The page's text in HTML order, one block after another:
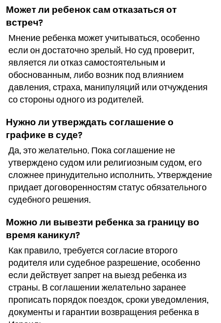
Может ли ребенок сам отказаться от
встреч?
Мнение ребенка может учитываться, особенно
если он достаточно зрелый. Но суд проверит,
является ли отказ самостоятельным и
обоснованным, либо возник под влиянием
давления, страха, манипуляций или отчуждения
со стороны одного из родителей.
Нужно ли утверждать соглашение о
графике в суде?
Да, это желательно. Пока соглашение не
утверждено судом или религиозным судом, его
сложнее принудительно исполнить. Утверждение
придает договоренностям статус обязательного
судебного решения.
Можно ли вывезти ребенка за границу во
время каникул?
Как правило, требуется согласие второго
родителя или судебное разрешение, особенно
если действует запрет на выезд ребенка из
страны. В соглашении желательно заранее
прописать порядок поездок, сроки уведомления,
документы и гарантии возвращения ребенка в